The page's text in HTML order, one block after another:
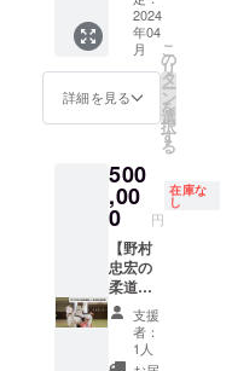
ませ
ん。
定の宛
名があ
る場合
は備考
欄にお
応とな
りま
す。 ※
このリ
ターン
に当日
のイベ
ント参
加権は
含まれ
※このリ
ターン
に当日
のイベ
ント参
ません
ませ
ん。詳
細は
メール
にてご
柔道教
室の様
子は、
YouTub
eLiveに
て配信
されま
す。 ま
た当日
のライ
ブ動画
り占
め！
「オリ
ンピッ
クの時
の話を
聞いて
い」
「応援
メッ
セージ
を直接
言って
ほし
い」 な
どな
ど、特
別な30
2024
年04
月
詳細を見る
こ
の
リ
タ
ー
ン
を
選
択
す
る
500
,00
0 円
在庫な
し
【野村
忠宏の
柔道教
室 or 講
演会 開
催権】
野村忠
支援
者：
1人